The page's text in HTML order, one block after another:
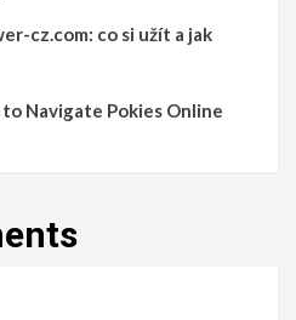
cz.com: co si užít a jak
Navigate Pokies Online